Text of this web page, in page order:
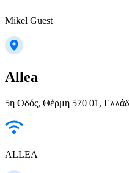
Mikel Guest
Allea
5η Οδός, Θέρμη 570 01,
ALLEA